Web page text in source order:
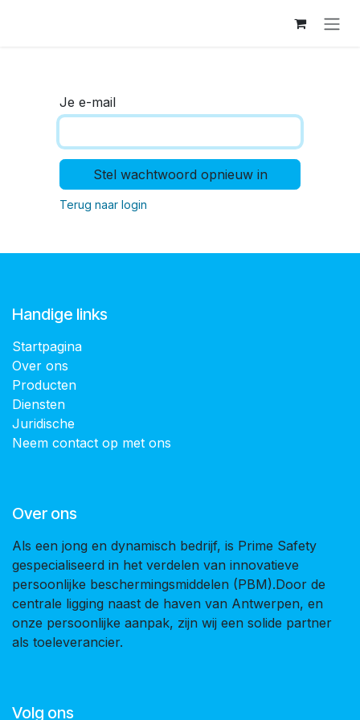
Je e-mail
Stel wachtwoord opnieuw in
Terug naar login
Handige links
Startpagina
Over ons
Producten
Diensten
Juridische
Neem contact op met ons
Over ons
Als een jong en dynamisch bedrijf, is Prime Safety
gespecialiseerd in het verdelen van innovatieve
persoonlijke beschermingsmiddelen (PBM).Door de
centrale ligging naast de haven van Antwerpen, en
onze persoonlijke aanpak, zijn wij een solide partner
als toeleverancier.
Volg ons